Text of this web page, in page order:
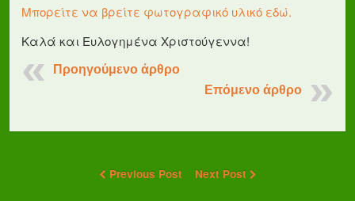
Μπορείτε να βρείτε φωτογραφικό υλικό εδώ.
Καλά και Ευλογημένα Χριστούγεννα!
Προηγούμενο άρθρο
Επόμενο άρθρο
Previous Post Next Post